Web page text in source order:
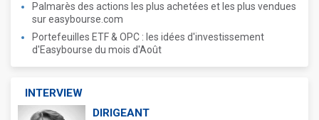
Palmarès des actions les plus achetées et les plus vendues
sur easybourse.com
Portefeuilles ETF & OPC : les idées d'investissement
d'Easybourse du mois d'Août
INTERVIEW
DIRIGEANT